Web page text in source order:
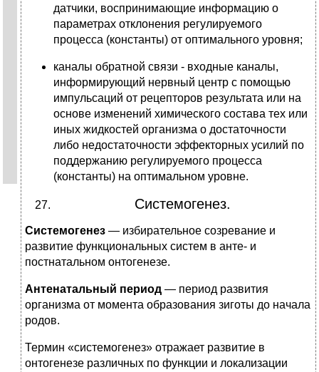
датчики, воспринимающие информацию о
параметрах отклонения регулируемого
процесса (константы) от оптимального уровня;
каналы обратной связи - входные каналы,
информирующий нервный центр с помощью
импульсаций от рецепторов результата или на
основе изменений химического состава тех или
иных жидкостей организма о достаточности
либо недостаточности эффекторных усилий по
поддержанию регулируемого процесса
(константы) на оптимальном уровне.
Системогенез.
Системогенез — избирательное созревание и
развитие функциональных систем в анте- и
постнатальном онтогенезе.
Антенатальный период — период развития
организма от момента образования зиготы до начала
родов.
Термин «системогенез» отражает развитие в
онтогенезе различных по функции и локализации